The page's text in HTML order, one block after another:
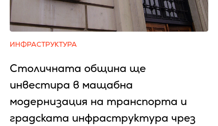
ИНФРАСТРУКТУРА
Столичната община ще
инвестира в мащабна
модернизация на транспорта и
градската инфраструктура чрез